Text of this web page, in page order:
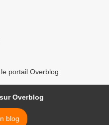
portail Overblog
Overblog
blog